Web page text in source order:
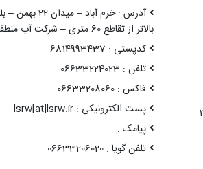
آدرس : خرم آباد –
بالاتر از تقاطع 60 متری – شرکت آب منطقه ای لرستان
کدپستی : 6814993437
تلفن : 06633224023
فاکس : 06633208060
پست الکترونیکی : lsrw[at]lsrw.ir
پیامک :
تلفن گویا : 06633206020